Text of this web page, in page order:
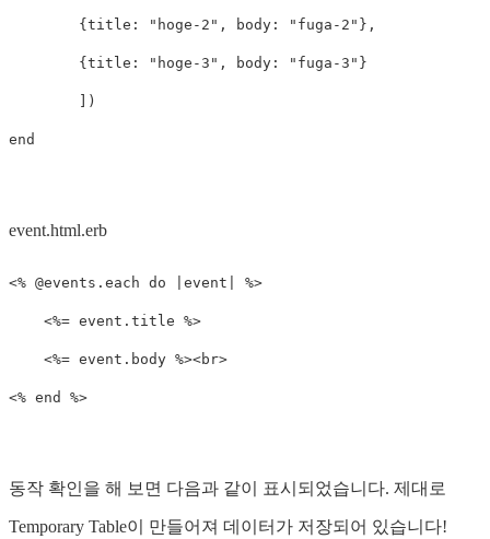
{ title: "hoge-2" , body: "fuga-2" },
{ title: "hoge-3" , body: "fuga-3" }
])
end
event.html.erb
<% @events.each do |event| %>
    <%= event.title %>
    <%= event.body %><br>
동작 확인을 해 보면 다음과 같이 표시되었습니다. 제대로
Temporary Table이 만들어져 데이터가 저장되어 있습니다!